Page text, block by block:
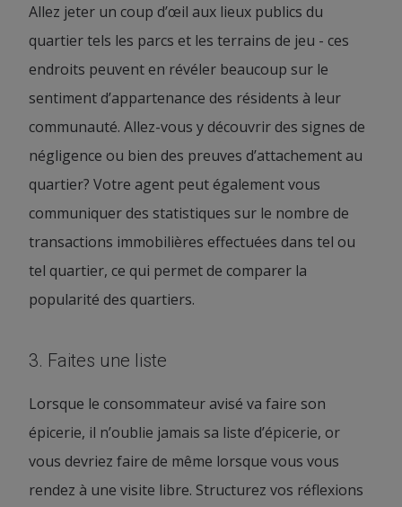
Allez jeter un coup d’œil aux lieux publics du
quartier tels les parcs et les terrains de jeu - ces
endroits peuvent en révéler beaucoup sur le
sentiment d’appartenance des résidents à leur
communauté. Allez-vous y découvrir des signes de
négligence ou bien des preuves d’attachement au
quartier? Votre agent peut également vous
communiquer des statistiques sur le nombre de
transactions immobilières effectuées dans tel ou
tel quartier, ce qui permet de comparer la
popularité des quartiers.
3. Faites une liste
Lorsque le consommateur avisé va faire son
épicerie, il n’oublie jamais sa liste d’épicerie, or
vous devriez faire de même lorsque vous vous
rendez à une visite libre. Structurez vos réflexions